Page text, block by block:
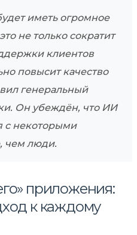
иметь огромное
не только сократит
клиентов
повысит качество
генеральный
Он убеждён, что ИИ
с некоторыми
чем люди.
приложения:
к каждому